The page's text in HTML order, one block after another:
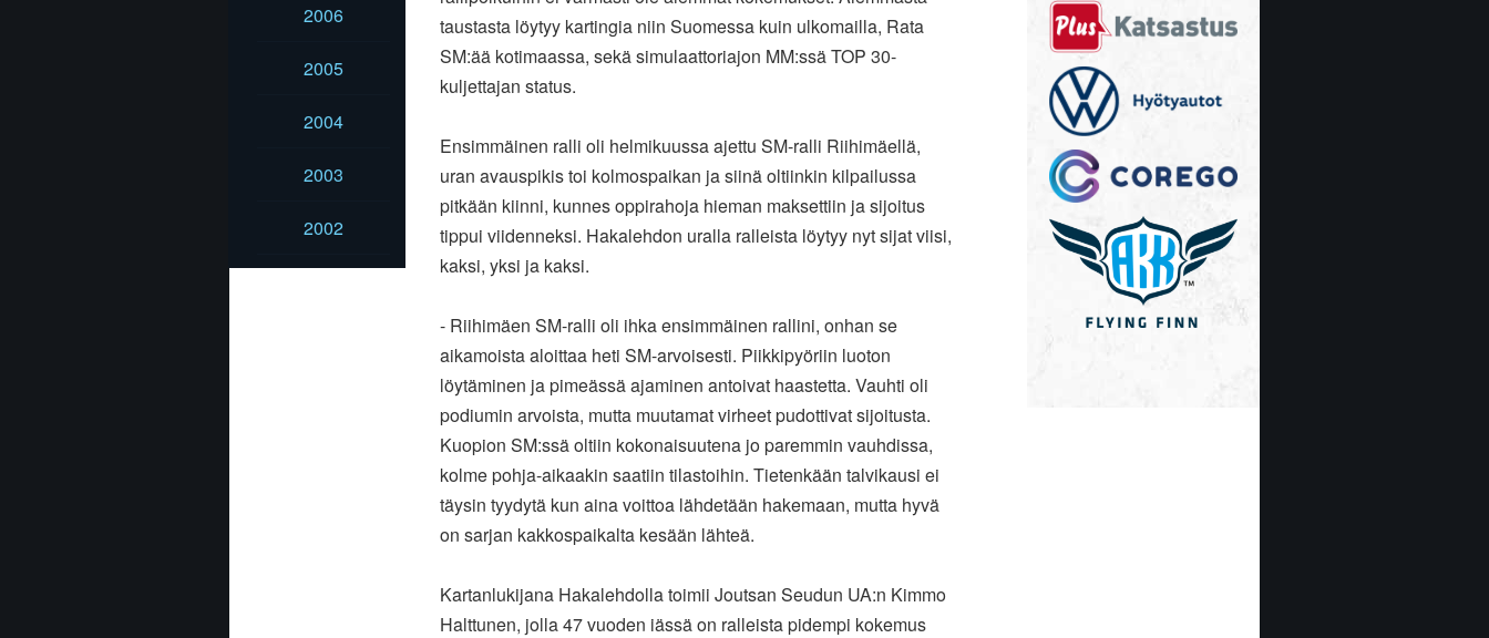
2006
2005
2004
2003
2002
taustasta löytyy kartingia niin Suomessa kuin ulkomailla, Rata
SM:ää kotimaassa, sekäsimulaattoriajon MM:ssä TOP 30-
kuljettajan status.
Ensimmäinen ralli oli helmikuussa ajettu SM-ralli Riihimäellä,
uran avauspikis toi kolmospaikan ja siinä oltiinkin kilpailussa
pitkään kiinni, kunnes oppirahoja hieman maksettiin ja sijoitus
tippui viidenneksi. Hakalehdon uralla ralleista löytyy nyt sijat viisi,
kaksi, yksi ja kaksi.
- Riihimäen SM-ralli oli ihka ensimmäinen rallini, onhan se
aikamoistaaloittaa heti SM-arvoisesti. Piikkipyöriin luoton
löytäminen ja pimeässäajaminen antoivat haastetta. Vauhti oli
podiumin arvoista, mutta muutamat virheet pudottivat sijoitusta.
Kuopion SM:ssä oltiin kokonaisuutena jo paremmin vauhdissa,
kolme pohja-aikaakin saatiin tilastoihin. Tietenkään talvikausi ei
täysin tyydytä kun aina voittoa lähdetään hakemaan, mutta hyvä
on sarjan kakkospaikalta kesään lähteä.
Kartanlukijana Hakalehdolla toimii Joutsan Seudun UA:n Kimmo
Halttunen, jolla 47 vuoden iässä on ralleista pidempi kokemus